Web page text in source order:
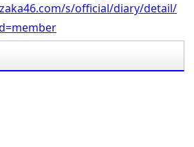
s/official/diary/detail/